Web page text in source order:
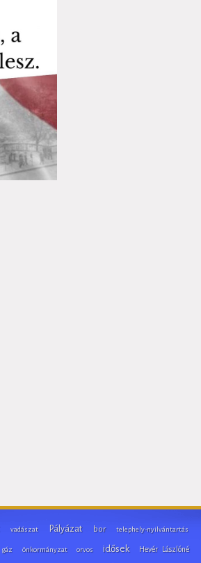
vadászat Pályázat bor telephely-nyilvántartás
gáz önkormányzat orvos idősek Hevér Lászlóné